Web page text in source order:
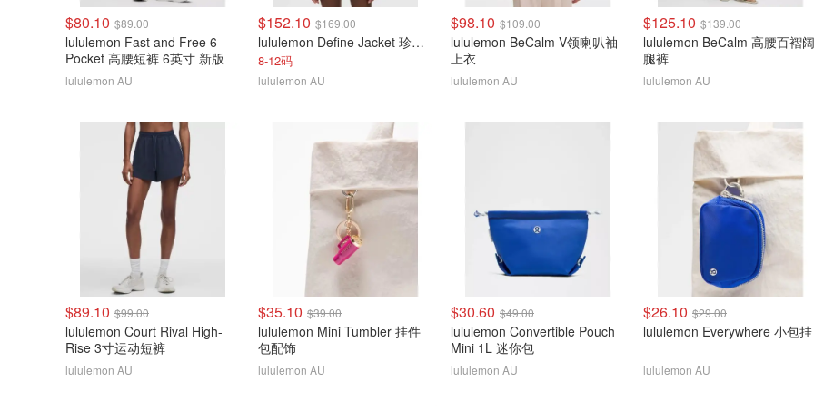
$80.10 $89.00
lululemon Fast and Free 6-
Pocket 高腰短裤 6英寸 新版
lululemon AU
$152.10 $169.00
lululemon Define Jacket 珍珠粉金拉链
8-12码
lululemon AU
$98.10 $109.00
lululemon BeCalm V领喇叭袖
上衣
lululemon AU
$125.10 $139.00
lululemon BeCalm 高腰百褶阔
腿裤
lululemon AU
$89.10 $99.00
lululemon Court Rival High-
Rise 3寸运动短裤
lululemon AU
$35.10 $39.00
lululemon Mini Tumbler 挂件
包配饰
lululemon AU
$30.60 $49.00
lululemon Convertible Pouch
Mini 1L 迷你包
lululemon AU
$26.10 $29.00
lululemon Everywhere 小包挂
lululemon AU